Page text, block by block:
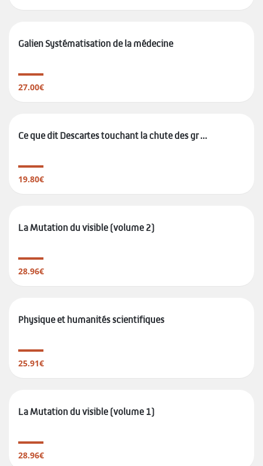
Galien Systématisation de la médecine
27.00€
Ce que dit Descartes touchant la chute des gr ...
19.80€
La Mutation du visible (volume 2)
28.96€
Physique et humanités scientifiques
25.91€
La Mutation du visible (volume 1)
28.96€